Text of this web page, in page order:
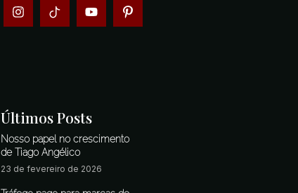
Últimos Posts
Nosso papel no crescimento
de Tiago Angélico
23 de fevereiro de 2026